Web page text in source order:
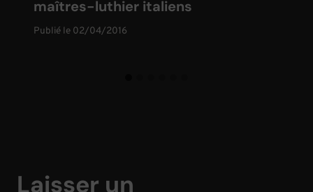
maîtres-luthier italiens
Publié le 02/04/2016
Laisser un